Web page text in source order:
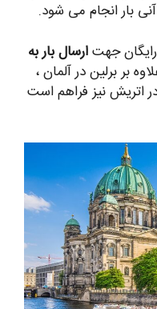
بار انجام می شود.
جهتارسال بار به
بر برلین در آلمان ،
اتریش نیز فراهم است